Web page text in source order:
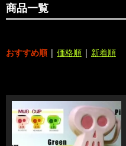
商品一覧
おすすめ順 | 価格順 | 新着順